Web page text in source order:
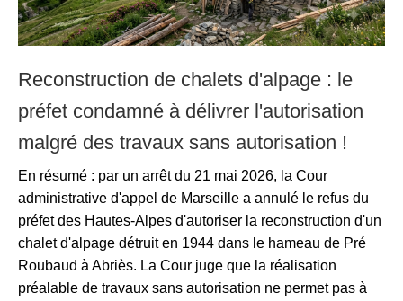
Reconstruction de chalets d'alpage : le
préfet condamné à délivrer l'autorisation
malgré des travaux sans autorisation !
En résumé : par un arrêt du 21 mai 2026, la Cour
administrative d'appel de Marseille a annulé le refus du
préfet des Hautes-Alpes d'autoriser la reconstruction d'un
chalet d'alpage détruit en 1944 dans le hameau de Pré
Roubaud à Abriès. La Cour juge que la réalisation
préalable de travaux sans autorisation ne permet pas à